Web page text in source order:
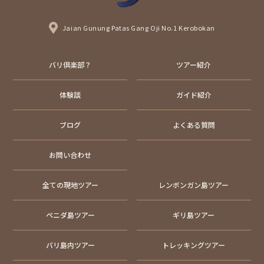
Jaian Gunung Patas Gang Oji No.1 Kerobokan
バリ倶楽部？ ツアー紹介
体験談 ガイド紹介
ブログ よくある質問
お問い合わせ
全ての現地ツアー レンボンガン島ツアー
ペニダ島ツアー ギリ島ツアー
バリ島内ツアー トレッキングツアー